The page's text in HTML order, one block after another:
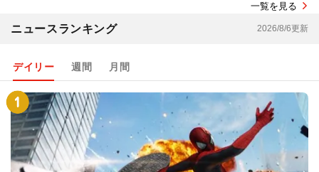
一覧を見る
ニュースランキング 2026/8/6更新
デイリー 週間 月間